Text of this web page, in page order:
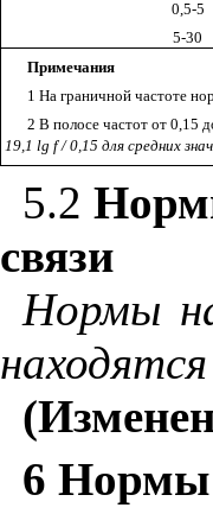
0,5-5
5-30
Примечания
1 На граничной частоте
2 В полосе частот от 0,15
19,1 lg f / 0,15 для средних
5.2
связи
Нормы
6 Нормы